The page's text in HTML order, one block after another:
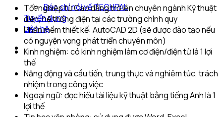
Báo chí nói về TECHPAL
Tuyển dụng
Liên hệ
Tốt nghiệp từ Cao đẳng trở lên chuyên ngành Kỹ thuật
điện, hệ thống điện tại các trường chính quy
Phần mềm thiết kế: AutoCAD 2D (sẽ được đào tạo nếu
có nguyện vọng phát triển chuyên môn)
Kinh nghiệm: có kinh nghiệm làm cơ điện/điện tử là 1 lợi
thế
Năng động và cầu tiến, trung thực và nghiêm túc, trách
nhiệm trong công việc
Ngoại ngữ: đọc hiểu tài liệu kỹ thuật bằng tiếng Anh là 1
lợi thế